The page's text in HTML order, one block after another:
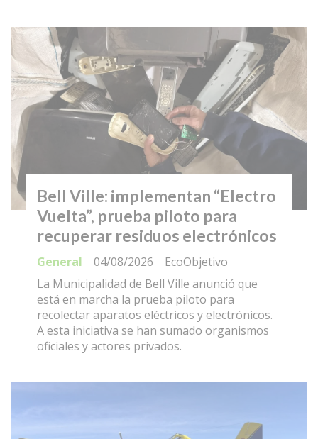
Bell Ville: implementan “Electro
Vuelta”, prueba piloto para
recuperar residuos electrónicos
EcoObjetivo
General
04/08/2026
La Municipalidad de Bell Ville anunció que
está en marcha la prueba piloto para
recolectar aparatos eléctricos y electrónicos.
A esta iniciativa se han sumado organismos
oficiales y actores privados.